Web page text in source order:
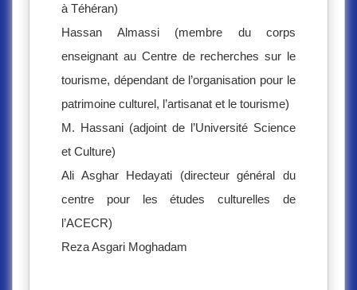
à Téhéran)
Hassan Almassi (membre du corps
enseignant au Centre de recherches sur le
tourisme, dépendant de l’organisation pour le
patrimoine culturel, l’artisanat et le tourisme)
M. Hassani (adjoint de l’Université Science
et Culture)
Ali Asghar Hedayati (directeur général du
centre pour les études culturelles de
l’ACECR)
Reza Asgari Moghadam